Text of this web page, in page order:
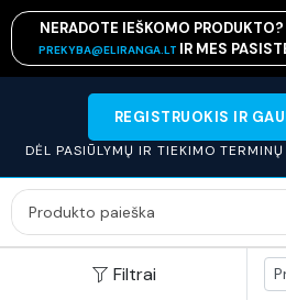
NERADOTE IEŠKOMO
PREKYBA@ELIRANGA.LT IR MES
REGISTRUOKIS IR
DĖL PASIŪLYMŲ IR TIEKIMO
Filtrai